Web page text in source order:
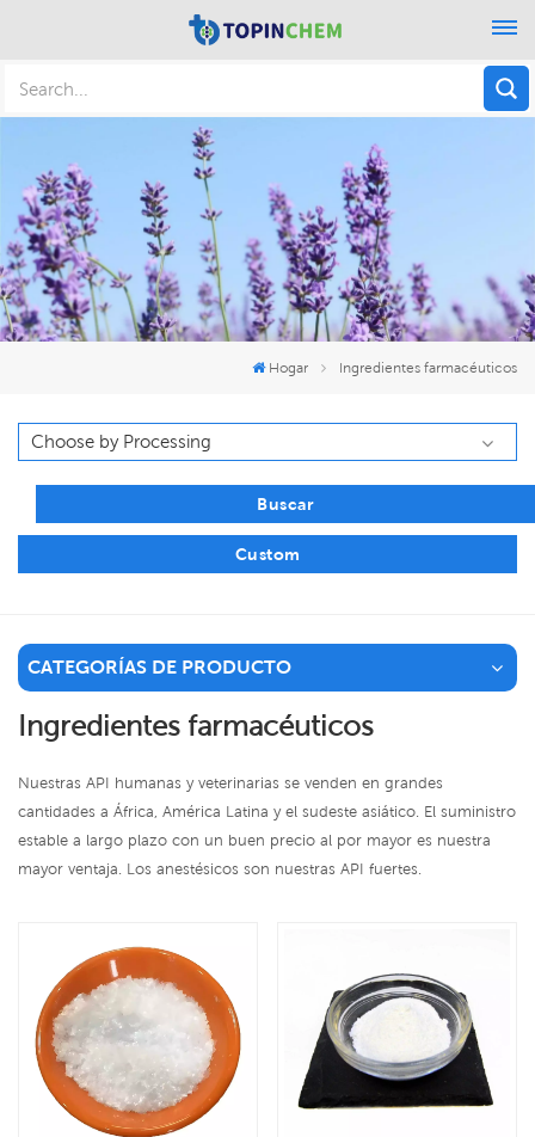
Hogar Ingredientes farmacéuticos
Buscar
Custom
CATEGORÍAS DE PRODUCTO
Ingredientes farmacéuticos
Nuestras API humanas y veterinarias se venden en grandes
cantidades a África, América Latina y el sudeste asiático. El suministro
estable a largo plazo con un buen precio al por mayor es nuestra
mayor ventaja. Los anestésicos son nuestras API fuertes.